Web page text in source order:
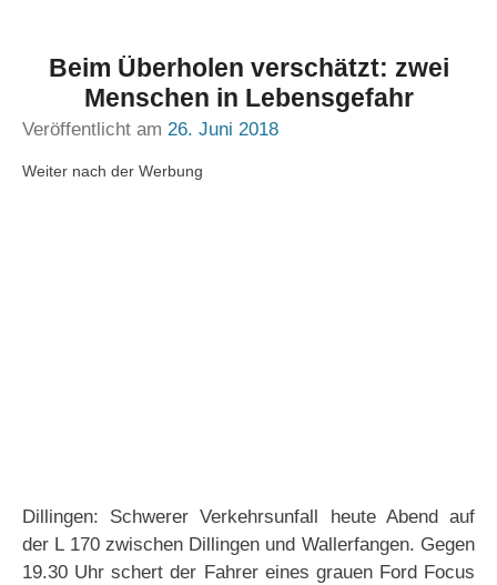
Beim Überholen verschätzt: zwei
Menschen in Lebensgefahr
Veröffentlicht am 26. Juni 2018
Weiter nach der Werbung
Dillingen: Schwerer Verkehrsunfall heute Abend auf
der L 170 zwischen Dillingen und Wallerfangen. Gegen
19.30 Uhr schert der Fahrer eines grauen Ford Focus